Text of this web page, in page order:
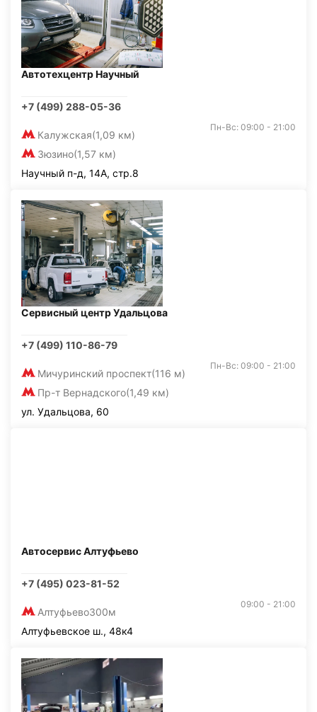
Автотехцентр Научный
+7 (499) 288-05-36
Калужская(1,09 км)
Зюзино(1,57 км)
Пн-Вс: 09:00 - 21:00
Научный п-д, 14А, стр.8
Сервисный центр Удальцова
+7 (499) 110-86-79
Мичуринский проспект(116 м)
Пр-т Вернадского(1,49 км)
Пн-Вс: 09:00 - 21:00
ул. Удальцова, 60
Автосервис Алтуфьево
+7 (495) 023-81-52
Алтуфьево300м
09:00 - 21:00
Алтуфьевское ш., 48к4